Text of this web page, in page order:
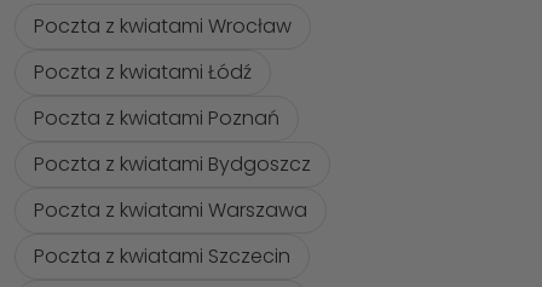
Poczta z kwiatami Wrocław
Poczta z kwiatami Łódź
Poczta z kwiatami Poznań
Poczta z kwiatami Bydgoszcz
Poczta z kwiatami Warszawa
Poczta z kwiatami Szczecin